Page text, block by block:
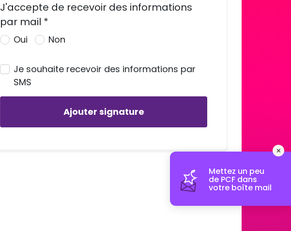
Mettez un peu
de PCF dans
votre boîte mail
J'accepte de recevoir des informations
par mail *
Oui Non
Je souhaite recevoir des informations par
SMS